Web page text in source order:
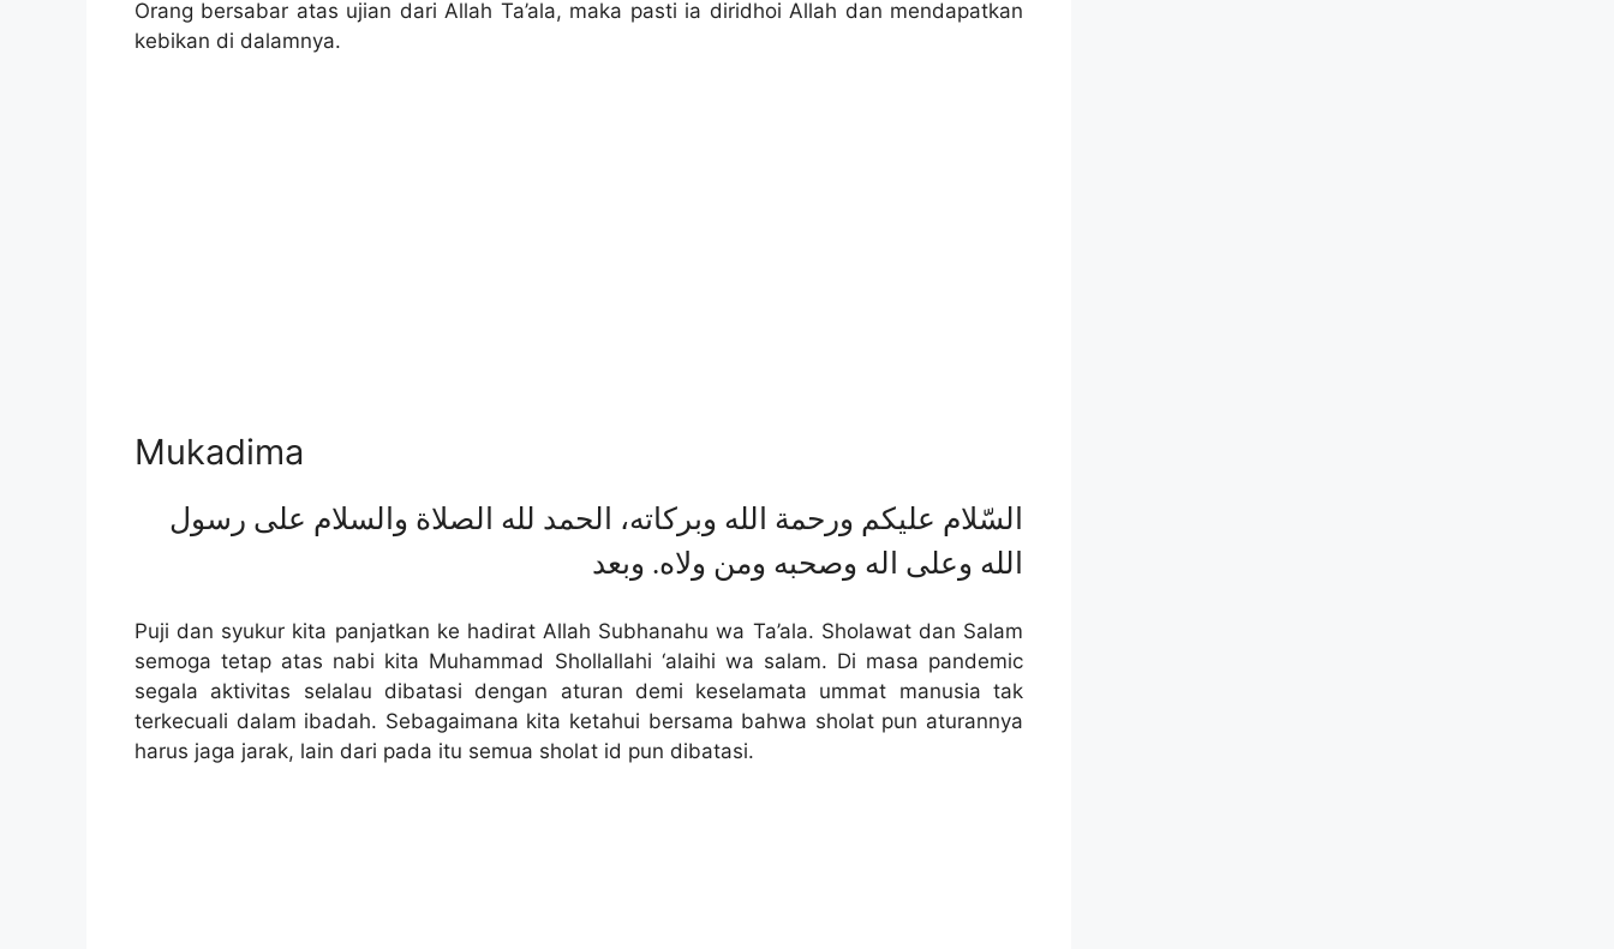
Orang bersabar atas ujian dari Allah Ta’ala, maka pasti ia diridhoi Allah dan mendapatkan
kebikan di dalamnya.
Mukadima
الله وعلى اله وصحبه ومن ولاه. وبعد
Puji dan syukur kita panjatkan ke hadirat Allah Subhanahu wa Ta’ala. Sholawat dan Salam
semoga tetap atas nabi kita Muhammad Shollallahi ‘alaihi wa salam. Di masa pandemic
segala aktivitas selalau dibatasi dengan aturan demi keselamata ummat manusia tak
terkecuali dalam ibadah. Sebagaimana kita ketahui bersama bahwa sholat pun aturannya
harus jaga jarak, lain dari pada itu semua sholat id pun dibatasi.